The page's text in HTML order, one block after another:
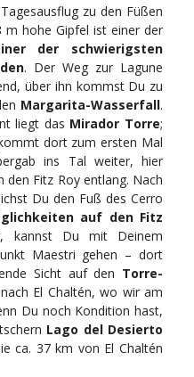
zu den Füßen
m hohe Gipfel ist einer der
der schwierigsten
. Der Weg zur Lagune
über ihn kommst Du zu
Margarita-Wasserfall.
liegt das Mirador Torre;
dort zum ersten Mal
ins Tal weiter, hier
den Fitz Roy entlang. Nach
Du den Fuß des Cerro
auf den Fitz
kannst Du mit Deinem
Maestri gehen – dort
Sicht auf den Torre-
El Chaltén, wo wir am
Du noch Kondition hast,
Lago del Desierto
ca. 37 km von El Chaltén